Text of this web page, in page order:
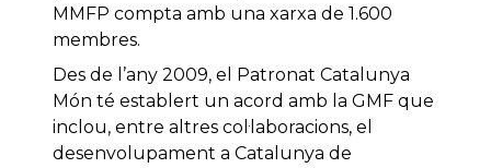
MMFP compta amb una xarxa de 1.600
membres.
Des de l’any 2009, el Patronat Catalunya
Món té establert un acord amb la GMF que
inclou, entre altres col·laboracions, el
desenvolupament a Catalunya de